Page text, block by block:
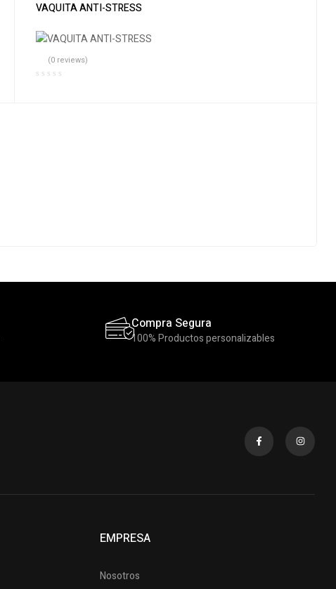
VAQUITA ANTI-STRESS
(0 reviews)
Compra Segura
100% Productos personalizables
EMPRESA
Nosotros